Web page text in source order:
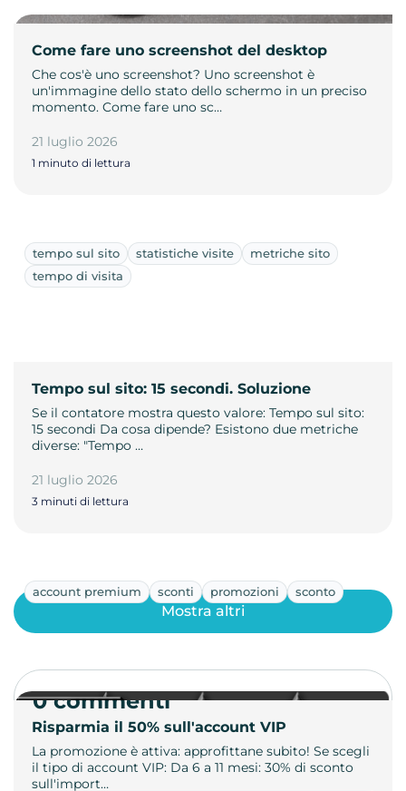
Come fare uno screenshot del desktop
Che cos'è uno screenshot? Uno screenshot è
un'immagine dello stato dello schermo in un preciso
momento. Come fare uno sc…
21 luglio 2026
1 minuto di lettura
tempo sul sito statistiche visite
metriche sito
tempo di visita
Tempo sul sito: 15 secondi. Soluzione
Se il contatore mostra questo valore: Tempo sul sito:
15 secondi Da cosa dipende? Esistono due metriche
diverse: "Tempo …
21 luglio 2026
3 minuti di lettura
account premium sconti promozioni sconto
Risparmia il 50% sull'account VIP
La promozione è attiva: approfittane subito! Se scegli
il tipo di account VIP: Da 6 a 11 mesi: 30% di sconto
sull'import…
Mostra altri
0 commenti